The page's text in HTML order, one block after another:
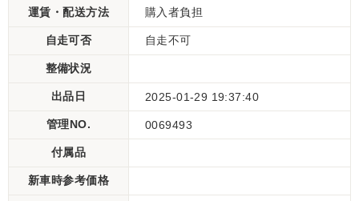
運賃・配送方法 購入者負担
自走可否 自走不可
整備状況
出品日 2025-01-29 19:37:40
管理NO. 0069493
付属品
新車時参考価格